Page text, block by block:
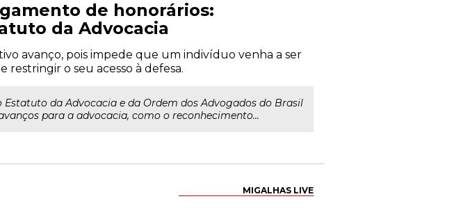
de honorários:
da Advocacia
avanço, pois impede que um indivíduo venha a ser
o seu acesso à defesa.
Estatuto da Advocacia e da Ordem dos Advogados do Brasil
para a advocacia, como o reconhecimento...
MIGALHAS LIVE